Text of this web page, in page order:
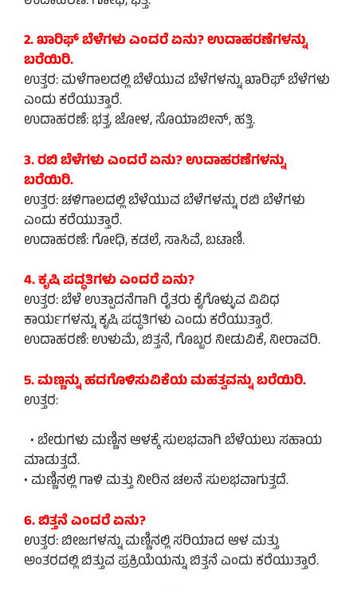
2. ಖಾರಿಫ್ ಬೆಳೆಗಳು ಎಂದರೆ ಏನು? ಉದಾಹರಣೆಗಳನ್ನು
ಬರೆಯಿರಿ.
ಉತ್ತರ: ಮಳೆಗಾಲದಲ್ಲಿ ಬೆಳೆಯುವ ಬೆಳೆಗಳನ್ನು ಖಾರಿಫ್ ಬೆಳೆಗಳು
ಎಂದು ಕರೆಯುತ್ತಾರೆ.
ಉದಾಹರಣೆ: ಭತ್ತ, ಜೋಳ, ಸೊಯಾಬೀನ್, ಹತ್ತಿ.
3. ರಬಿ ಬೆಳೆಗಳು ಎಂದರೆ ಏನು? ಉದಾಹರಣೆಗಳನ್ನು
ಬರೆಯಿರಿ.
ಉತ್ತರ: ಚಳಿಗಾಲದಲ್ಲಿ ಬೆಳೆಯುವ ಬೆಳೆಗಳನ್ನು ರಬಿ ಬೆಳೆಗಳು
ಎಂದು ಕರೆಯುತ್ತಾರೆ.
ಉದಾಹರಣೆ: ಗೋಧಿ, ಕಡಲೆ, ಸಾಸಿವೆ, ಬಟಾಣಿ.
4. ಕೃಷಿ ಪದ್ಧತಿಗಳು ಎಂದರೆ ಏನು?
ಉತ್ತರ: ಬೆಳೆ ಉತ್ಪಾದನೆಗಾಗಿ ರೈತರು ಕೈಗೊಳ್ಳುವ ವಿವಿಧ
ಕಾರ್ಯಗಳನ್ನು ಕೃಷಿ ಪದ್ಧತಿಗಳು ಎಂದು ಕರೆಯುತ್ತಾರೆ.
ಉದಾಹರಣೆ: ಉಳುಮೆ, ಬಿತ್ತನೆ, ಗೊಬ್ಬರ ನೀಡುವಿಕೆ, ನೀರಾವರಿ.
5. ಮಣ್ಣನ್ನು ಹದಗೊಳಿಸುವಿಕೆಯ ಮಹತ್ವವನ್ನು ಬರೆಯಿರಿ.
ಉತ್ತರ:
• ಬೇರುಗಳು ಮಣ್ಣಿನ ಆಳಕ್ಕೆ ಸುಲಭವಾಗಿ ಬೆಳೆಯಲು ಸಹಾಯ
ಮಾಡುತ್ತದೆ.
• ಮಣ್ಣಿನಲ್ಲಿ ಗಾಳಿ ಮತ್ತು ನೀರಿನ ಚಲನೆ ಸುಲಭವಾಗುತ್ತದೆ.
6. ಬಿತ್ತನೆ ಎಂದರೆ ಏನು?
ಉತ್ತರ: ಬೀಜಗಳನ್ನು ಮಣ್ಣಿನಲ್ಲಿ ಸರಿಯಾದ ಆಳ ಮತ್ತು
ಅಂತರದಲ್ಲಿ ಬಿತ್ತುವ ಪ್ರಕ್ರಿಯೆಯನ್ನು ಬಿತ್ತನೆ ಎಂದು ಕರೆಯುತ್ತಾರೆ.